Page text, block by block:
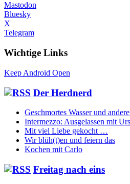
Mastodon
Bluesky
X
Telegram
Wichtige Links
Keep Android Open
Der Herdnerd
Geschmortes Wasser und
Intermezzo: Ausgelassen mit
Mit viel Liebe gekocht …
Wir blüh(t)en und feiern das
Kochen mit Carlo
Freitag nach eins